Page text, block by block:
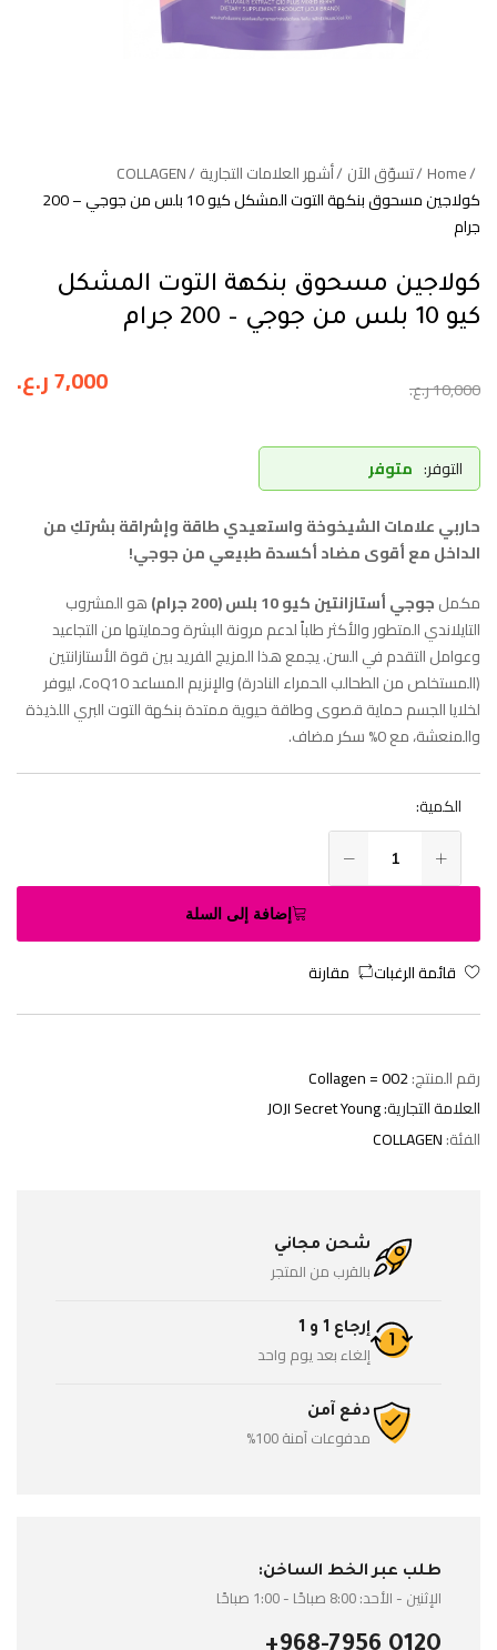
Home تسوّق الآن أشهر العلامات التجارية COLLAGEN
كولاجين مسحوق بنكهة التوت المشكل كيو 10 بلس من جوجي – 200
جرام
كولاجين مسحوق بنكهة التوت المشكل
كيو 10 بلس من جوجي – 200 جرام
10,000ر.ع. 7,000ر.ع.
التوفر: متوفر
حاربي علامات الشيخوخة واستعيدي طاقة وإشراقة بشرتكِ من
الداخل مع أقوى مضاد أكسدة طبيعي من جوجي!
مكملجوجي أستازانتين كيو 10 بلس (200 جرام)
هو المشروب
التايلاندي المتطور والأكثر طلباً لدعم مرونة البشرة وحمايتها من التجاعيد
وعوامل التقدم في السن. يجمع هذا المزيج الفريد بين قوة الأستازانتين
(المستخلص من الطحالب الحمراء النادرة) والإنزيم المساعد CoQ10، ليوفر
لخلايا الجسم حماية قصوى وطاقة حيوية ممتدة بنكهة التوت البري اللذيذة
والمنعشة، مع 0% سكر مضاف.
الكمية:
إضافة إلى السلة
قائمة الرغبات مقارنة
رقم المنتج:Collagen = 002
العلامة التجارية:JOJI Secret Young
الفئة:COLLAGEN
شحن مجاني
بالقرب من المتجر
إرجاع 1 و 1
إلغاء بعد يوم واحد
دفع آمن
مدفوعات آمنة 100%
طلب عبر الخط الساخن:
الإثنين - الأحد: 8:00 صباحًا - 1:00 صباحًا